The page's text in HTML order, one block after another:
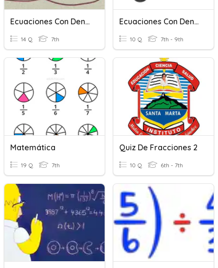
Ecuaciones Con Denominadores
14 Q 7th
Ecuaciones Con Denominador
10 Q 7th - 9th
Matemática
19 Q 7th
Quiz De Fracciones 2
10 Q 6th - 7th